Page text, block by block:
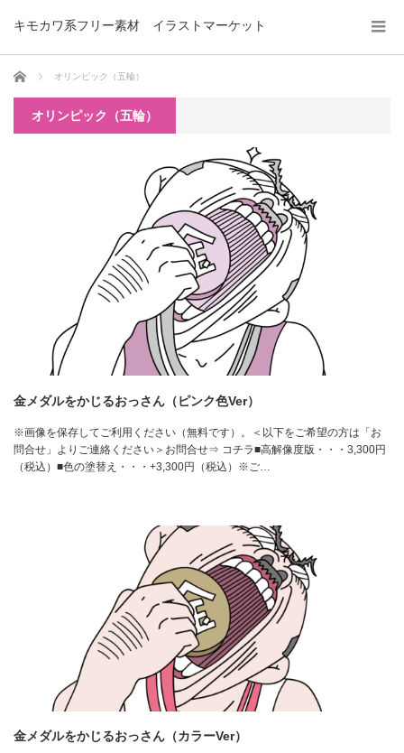
キモカワ系フリー素材 イラストマーケット
ホーム オリンピック（五輪）
オリンピック（五輪）
金メダルをかじるおっさん（ピンク色Ver）
※画像を保存してご利用ください（無料です）。＜以下をご希望の方は「お
問合せ」よりご連絡ください＞お問合せ⇒ コチラ■高解像度版・・・3,300円
（税込）■色の塗替え・・・+3,300円（税込）※ご…
金メダルをかじるおっさん（カラーVer）